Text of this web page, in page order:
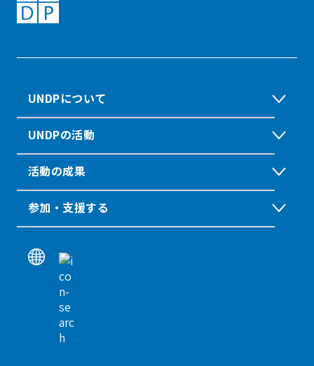
UNDPについて
UNDPの活動
活動の成果
参加・支援する